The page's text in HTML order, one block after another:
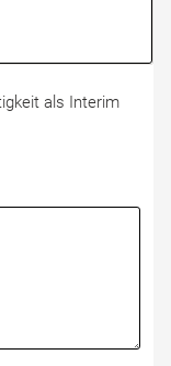
als Interim